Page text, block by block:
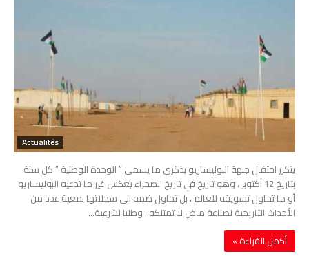
Actualités
يتكرر احتفال جبهة البوليساريو بذكرى ما يسمى ” الوحدة الوطنية ” كل سنة
بتاريخ 12 أكتوبر ، وهو تاريخ في تاريخ الصحراء يعكس غير ما تدعيه البوليساريو
أو ما تحاول تسويقه للعالم ، بل تحاول ضمه الى سجلاتها بمعية عدد من
الأحداث التاريخية لصناعة ماض لا تمتلكه ، وطلبا لشرعية…
‫أكمل القراءة »‬